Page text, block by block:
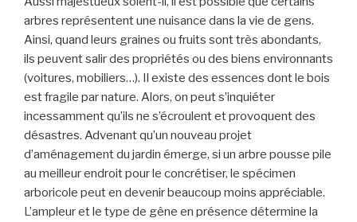
arbres représentent une nuisance dans la vie de gens.
Ainsi, quand leurs graines ou fruits sont très abondants,
ils peuvent salir des propriétés ou des biens environnants
(voitures, mobiliers…). Il existe des essences dont le bois
est fragile par nature. Alors, on peut s’inquiéter
incessamment qu’ils ne s’écroulent et provoquent des
désastres. Advenant qu’un nouveau projet
d’aménagement du jardin émerge, si un arbre pousse pile
au meilleur endroit pour le concrétiser, le spécimen
arboricole peut en devenir beaucoup moins appréciable.
L’ampleur et le type de gêne en présence détermine la